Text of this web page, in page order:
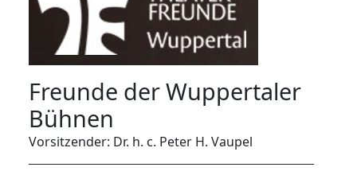
Freunde der Wuppertaler
Bühnen
Vorsitzender: Dr. h. c. Peter H. Vaupel